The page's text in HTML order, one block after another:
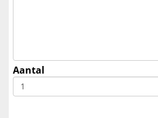
Aantal